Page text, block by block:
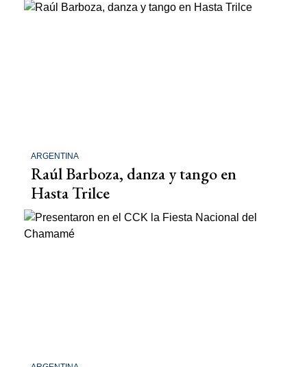
ARGENTINA
Raúl Barboza, danza y tango en
Hasta Trilce